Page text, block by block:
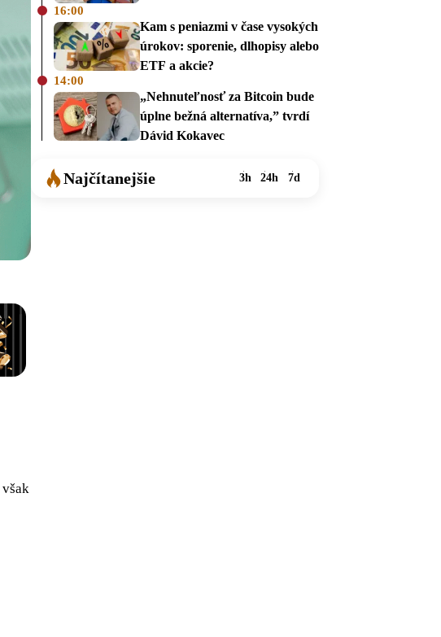
však
16:00
Kam s peniazmi v čase vysokých
úrokov: sporenie, dlhopisy alebo
ETF a akcie?
14:00
„Nehnuteľnosť za Bitcoin bude
úplne bežná alternatíva,” tvrdí
Dávid Kokavec
Najčítanejšie 3h 24h 7d